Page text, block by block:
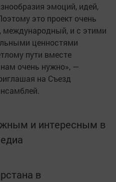
эмоций, идей,
это проект очень
международный, и с этими
ценностями
пути вместе
очень нужно», —
на Съезд
и интересным в
в